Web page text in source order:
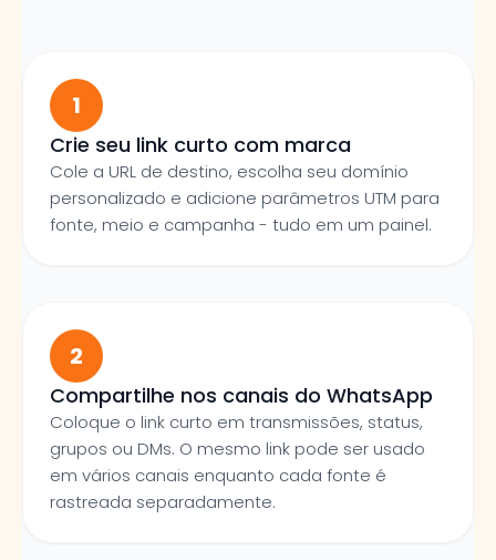
1
Crie seu link curto com marca
Cole a URL de destino, escolha seu domínio
personalizado e adicione parâmetros UTM para
fonte, meio e campanha - tudo em um painel.
2
Compartilhe nos canais do WhatsApp
Coloque o link curto em transmissões, status,
grupos ou DMs. O mesmo link pode ser usado
em vários canais enquanto cada fonte é
rastreada separadamente.